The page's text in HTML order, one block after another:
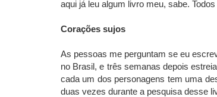
aqui já leu algum livro meu, sabe.
Corações sujos
As pessoas me perguntam se eu
no Brasil, e três semanas depois
cada um dos personagens tem uma
duas vezes durante a pesquisa desse